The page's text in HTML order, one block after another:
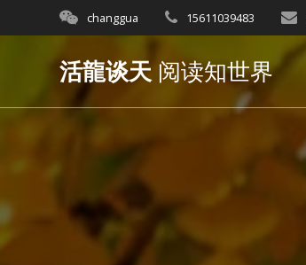
to
changgua 15611039483
活龍谈天阅读知世界